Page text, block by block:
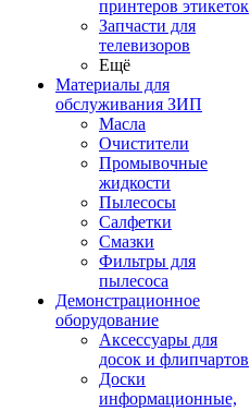
принтеров этикеток
Запчасти для
телевизоров
Ещё
Материалы для
обслуживания ЗИП
Масла
Очистители
Промывочные
жидкости
Пылесосы
Салфетки
Смазки
Фильтры для
пылесоса
Демонстрационное
оборудование
Аксессуары для
досок и флипчартов
Доски
информационные,